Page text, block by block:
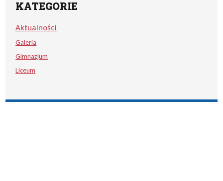
KATEGORIE
Aktualności
Galeria
Gimnazjum
Liceum